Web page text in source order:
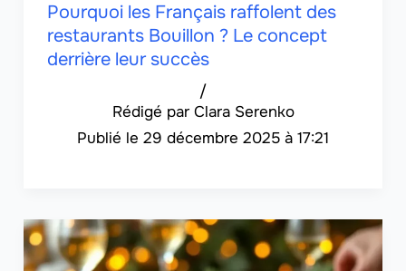
Pourquoi les Français raffolent des
restaurants Bouillon ? Le concept
derrière leur succès
Clara Serenko
/
29 décembre 2025 à 17:21